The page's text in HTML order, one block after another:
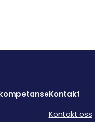
Kontakt
Kontakt oss